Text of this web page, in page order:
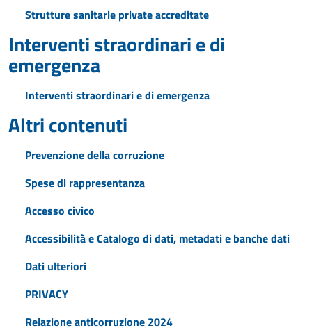
Strutture sanitarie private accreditate
Interventi straordinari e di
emergenza
Interventi straordinari e di emergenza
Altri contenuti
Prevenzione della corruzione
Spese di rappresentanza
Accesso civico
Accessibilità e Catalogo di dati, metadati e banche dati
Dati ulteriori
PRIVACY
Relazione anticorruzione 2024